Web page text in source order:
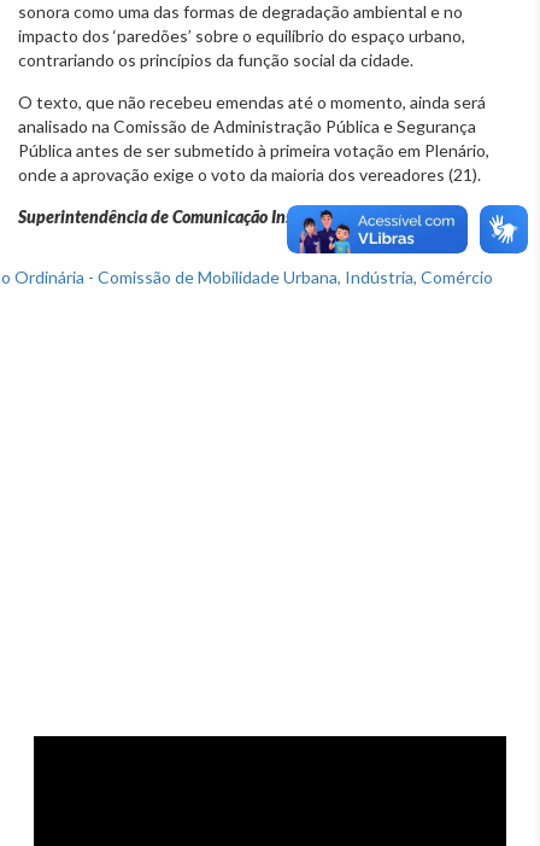
sonora como uma das formas de degradação ambiental e no
impacto dos ‘paredões’ sobre o equilíbrio do espaço urbano,
contrariando os princípios da função social da cidade.
O texto, que não recebeu emendas até o momento, ainda será
analisado na Comissão de Administração Pública e Segurança
Pública antes de ser submetido à primeira votação em Plenário,
onde a aprovação exige o voto da maioria dos vereadores (21).
Superintendência de Comunicação Institucional